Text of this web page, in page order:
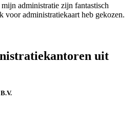
administratie zijn fantastisch
administratiekaart heb gekozen.
uit